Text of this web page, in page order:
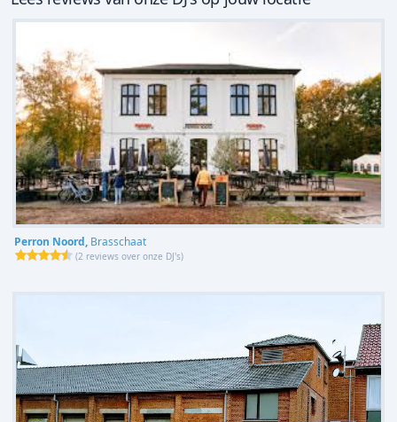
Perron Noord, Brasschaat
(2 reviews over onze DJ's)